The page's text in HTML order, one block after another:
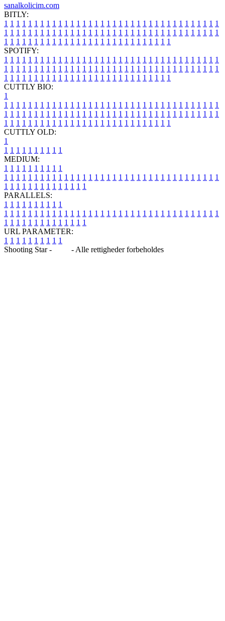
sanalkolicim.com
BITLY:
1 1 1 1 1 1 1 1 1 1 1 1 1 1 1 1 1 1 1 1 1 1 1 1 1 1 1 1 1 1 1 1 1 1 1 1
1 1 1 1 1 1 1 1 1 1 1 1 1 1 1 1 1 1 1 1 1 1 1 1 1 1 1 1 1 1 1 1 1 1 1 1
1 1 1 1 1 1 1 1 1 1 1 1 1 1 1 1 1 1 1 1 1 1 1 1 1 1 1 1
SPOTIFY:
1 1 1 1 1 1 1 1 1 1 1 1 1 1 1 1 1 1 1 1 1 1 1 1 1 1 1 1 1 1 1 1 1 1 1 1
1 1 1 1 1 1 1 1 1 1 1 1 1 1 1 1 1 1 1 1 1 1 1 1 1 1 1 1 1 1 1 1 1 1 1 1
1 1 1 1 1 1 1 1 1 1 1 1 1 1 1 1 1 1 1 1 1 1 1 1 1 1 1 1
CUTTLY BIO:
1
1 1 1 1 1 1 1 1 1 1 1 1 1 1 1 1 1 1 1 1 1 1 1 1 1 1 1 1 1 1 1 1 1 1 1 1
1 1 1 1 1 1 1 1 1 1 1 1 1 1 1 1 1 1 1 1 1 1 1 1 1 1 1 1 1 1 1 1 1 1 1 1
1 1 1 1 1 1 1 1 1 1 1 1 1 1 1 1 1 1 1 1 1 1 1 1 1 1 1 1
CUTTLY OLD:
1
1 1 1 1 1 1 1 1 1 1
MEDIUM:
1 1 1 1 1 1 1 1 1 1
1 1 1 1 1 1 1 1 1 1 1 1 1 1 1 1 1 1 1 1 1 1 1 1 1 1 1 1 1 1 1 1 1 1 1 1
1 1 1 1 1 1 1 1 1 1 1 1 1 1
PARALLELS:
1 1 1 1 1 1 1 1 1 1
1 1 1 1 1 1 1 1 1 1 1 1 1 1 1 1 1 1 1 1 1 1 1 1 1 1 1 1 1 1 1 1 1 1 1 1
1 1 1 1 1 1 1 1 1 1 1 1 1 1
URL PARAMETER:
1 1 1 1 1 1 1 1 1 1
Shooting Star -
- Alle rettigheder forbeholdes